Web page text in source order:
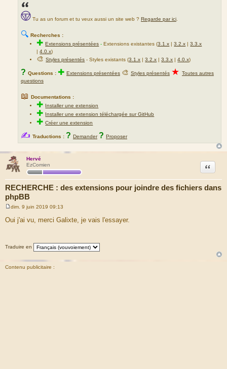
Tu as un forum et tu veux aussi un site web ? Regarde par ici
🔍 Recherches :
✚Extensions présentées -Extensions existantes (3.1.x |3.2.x |3.3.x
|4.0.x)
🎨Styles présentés - Styles existants (3.1.x |3.2.x |3.3.x |4.0.x)
? Questions : ✚ Extensions présentées 🎨 Styles présentés ★ Toutes autres
questions
📖 Documentations :
✚ Installer une extension
✚ Installer une extension téléchargée sur GitHub
✚Créer une extension
✍ Traductions : ? Demander ? Proposer
Hervé
EzComien
RECHERCHE : des extensions pour joindre des fichiers dans
phpBB
Citation
s
e
dim. 9 juin 2019 09:13
Oui j'ai vu, merci Galixte, je vais l'essayer.
Traduire en
Contenu publicitaire :